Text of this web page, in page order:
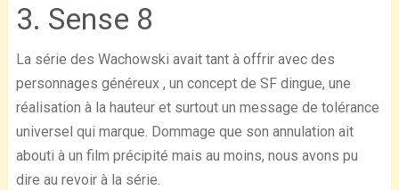
3. Sense 8
La série des Wachowski avait tant à offrir avec des
personnages généreux , un concept de SF dingue, une
réalisation à la hauteur et surtout un message de tolérance
universel qui marque. Dommage que son annulation ait
abouti à un film précipité mais au moins, nous avons pu
dire au revoir à la série.